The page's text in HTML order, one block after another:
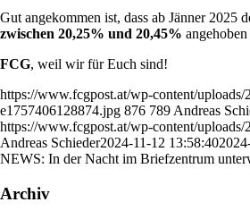
Gut angekommen ist, dass ab Jänner 2025
zwischen 20,25% und 20,45%
FCG, weil wir für Euch sind!
https://www.fcgpost.at/wp-content/
e1757406128874.jpg 876 789 Andreas
https://www.fcgpost.at/wp-content/
Andreas Schieder2024-11-12 13:58:40
NEWS: In der Nacht im Briefzentrum
Archiv